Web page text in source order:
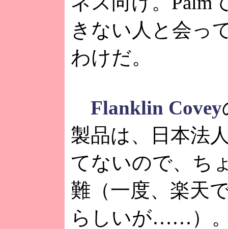
きない人と会っ
わけだ。
Flanklin Covey
製品は、日本法
てないので、ち
難（一度、楽天
らしいが……）